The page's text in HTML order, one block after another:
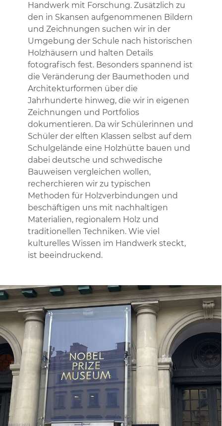
Handwerk mit Forschung. Zusätzlich zu
den in Skansen aufgenommenen Bildern
und Zeichnungen suchen wir in der
Umgebung der Schule nach historischen
Holzhäusern und halten Details
fotografisch fest. Besonders spannend ist
die Veränderung der Baumethoden und
Architekturformen über die
Jahrhunderte hinweg, die wir in eigenen
Zeichnungen und Portfolios
dokumentieren. Da wir Schülerinnen und
Schüler der elften Klassen selbst auf dem
Schulgelände eine Holzhütte bauen und
dabei deutsche und schwedische
Bauweisen vergleichen wollen,
recherchieren wir zu typischen
Methoden für Holzverbindungen und
beschäftigen uns mit nachhaltigen
Materialien, regionalem Holz und
traditionellen Techniken. Wie viel
kulturelles Wissen im Handwerk steckt,
ist beeindruckend.